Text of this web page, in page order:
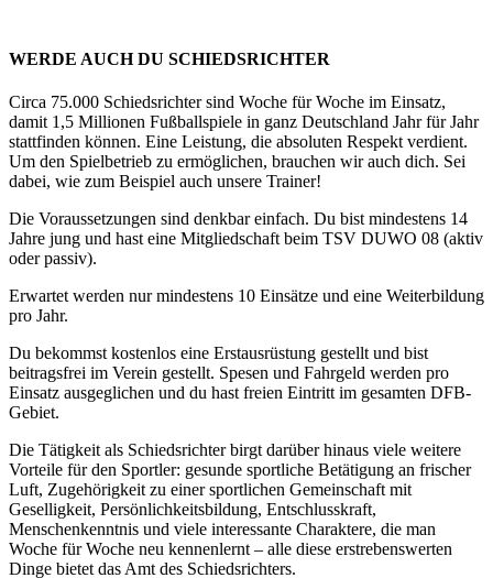
WERDE AUCH DU SCHIEDSRICHTER
Circa 75.000 Schiedsrichter sind Woche für Woche im Einsatz,
damit 1,5 Millionen Fußballspiele in ganz Deutschland Jahr für Jahr
stattfinden können. Eine Leistung, die absoluten Respekt verdient.
Um den Spielbetrieb zu ermöglichen, brauchen wir auch dich. Sei
dabei, wie zum Beispiel auch unsere Trainer!
Die Voraussetzungen sind denkbar einfach. Du bist mindestens 14
Jahre jung und hast eine Mitgliedschaft beim TSV DUWO 08 (aktiv
oder passiv).
Erwartet werden nur mindestens 10 Einsätze und eine Weiterbildung
pro Jahr.
Du bekommst kostenlos eine Erstausrüstung gestellt und bist
beitragsfrei im Verein gestellt. Spesen und Fahrgeld werden pro
Einsatz ausgeglichen und du hast freien Eintritt im gesamten DFB-
Gebiet.
Die Tätigkeit als Schiedsrichter birgt darüber hinaus viele weitere
Vorteile für den Sportler: gesunde sportliche Betätigung an frischer
Luft, Zugehörigkeit zu einer sportlichen Gemeinschaft mit
Geselligkeit, Persönlichkeitsbildung, Entschlusskraft,
Menschenkenntnis und viele interessante Charaktere, die man
Woche für Woche neu kennenlernt – alle diese erstrebenswerten
Dinge bietet das Amt des Schiedsrichters.